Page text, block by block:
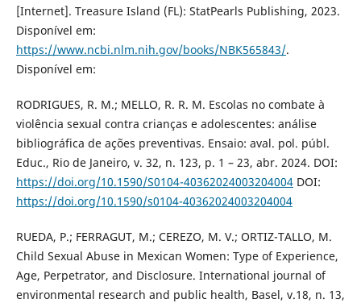
[Internet]. Treasure Island (FL): StatPearls Publishing, 2023.
Disponível em:
https://www.ncbi.nlm.nih.gov/books/NBK565843/.
Disponível em:
RODRIGUES, R. M.; MELLO, R. R. M. Escolas no combate à
violência sexual contra crianças e adolescentes: análise
bibliográfica de ações preventivas. Ensaio: aval. pol. públ.
Educ., Rio de Janeiro, v. 32, n. 123, p. 1 – 23, abr. 2024. DOI:
https://doi.org/10.1590/S0104-40362024003204004DOI:
https://doi.org/10.1590/s0104-40362024003204004
RUEDA, P.; FERRAGUT, M.; CEREZO, M. V.; ORTIZ-TALLO, M.
Child Sexual Abuse in Mexican Women: Type of Experience,
Age, Perpetrator, and Disclosure. International journal of
environmental research and public health, Basel, v.18, n. 13,